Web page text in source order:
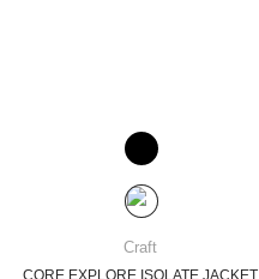
Craft
CORE EXPLORE ISOLATE JACKET